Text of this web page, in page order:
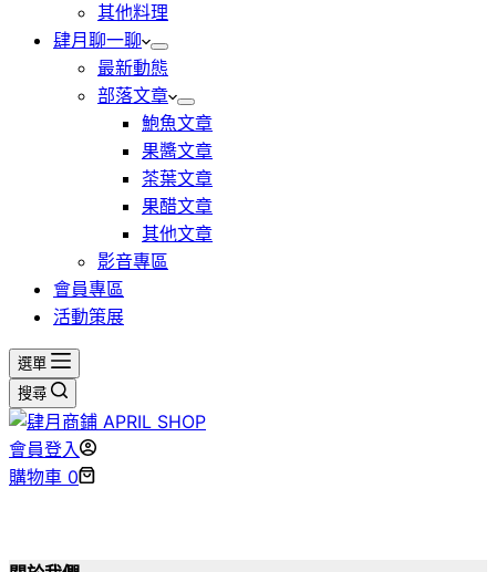
其他料理
肆月聊一聊
最新動態
部落文章
鮑魚文章
果醬文章
茶葉文章
果醋文章
其他文章
影音專區
會員專區
活動策展
選單
搜尋
會員登入
購物車 0